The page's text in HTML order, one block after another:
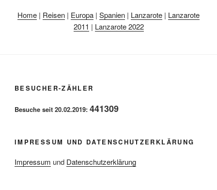
Home | Reisen | Europa | Spanien | Lanzarote | Lanzarote
2011 | Lanzarote 2022
BESUCHER-ZÄHLER
Besuche seit 20.02.2019: 441309
IMPRESSUM UND DATENSCHUTZERKLÄRUNG
Impressum und Datenschutzerklärung